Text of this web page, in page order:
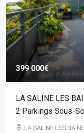
399 000€
LA SALINE LES
2 Parkings Sous-
LA SALINE LES